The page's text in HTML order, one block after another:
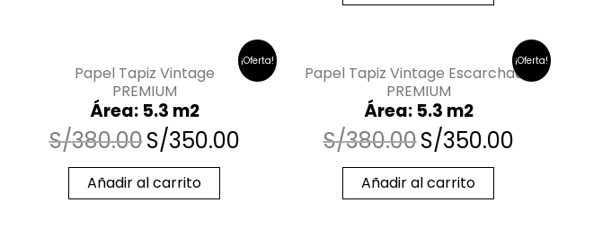
¡Oferta!
Papel Tapiz Vintage
PREMIUM
Área: 5.3 m2
S/380.00S/350.00
Añadir al carrito
¡Oferta!
Papel Tapiz Vintage Escarchado
PREMIUM
Área: 5.3 m2
S/380.00S/350.00
Añadir al carrito